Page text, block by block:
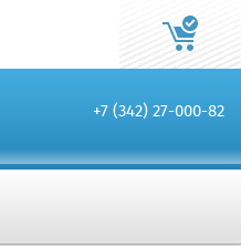
+7 (342) 27-000-82